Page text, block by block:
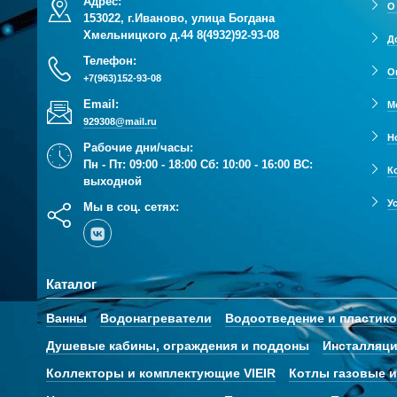
153022, г.Иваново, улица Богдана
Хмельницкого д.448(4932)92-93-08
Телефон:
+7(963)152-93-08
Email:
929308@mail.ru
Рабочие дни/часы:
Пн - Пт: 09:00 - 18:00 Сб: 10:00 - 16:00 ВС:
выходной
Мы в соц. сетях:
О
Каталог
Ванны Водонагреватели Водоотведение и
Душевые кабины, ограждения и поддоны
Коллекторы и комплектующие VIEIR
Котлы газовые